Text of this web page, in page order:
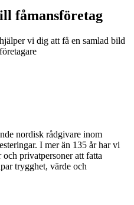
fåmansföretag
vi dig att få en samlad bild
nordisk rådgivare inom
I mer än 135 år har vi
privatpersoner att fatta
trygghet, värde och